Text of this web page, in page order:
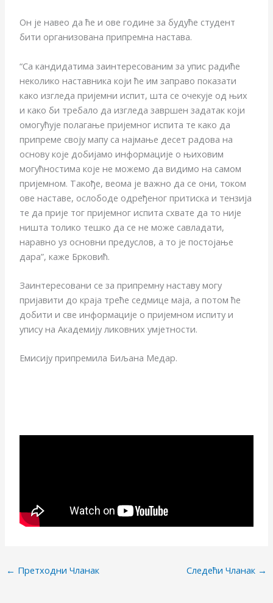
Он је навео да ће и ове године за будуће студент
бити организована припремна настава.
“Са кандидатима заинтересованим за упис радиће
неколико наставника који ће им заправо показати
како изгледа пријемни испит, шта се очекује од њих
и како би требало да изгледа завршен задатак који
омогућује полагање пријемног испита те како да
припреме своју мапу са најмање десет радова на
основу које добијамо информације о њиховим
могућностима које не можемо да видимо на самом
пријемном. Такође, веома је важно да се они, током
ове наставе, ослободе одређеног притиска и тензија
те да прије тог пријемног испита схвате да то није
ништа толико тешко да се не може савладати,
наравно уз основни предуслов, а то је постојање
дара”, каже Брковић.
Заинтересовани се за припремну наставу могу
пријавити до краја треће седмице маја, а потом ће
добити и све информације о пријемном испиту и
упису на Академију ликовних умјетности.
Емисију припремила Биљана Медар.
← Претходни Чланак Следећи Чланак →